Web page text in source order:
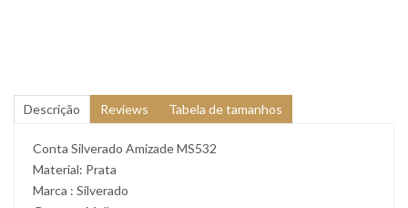
Descrição Reviews Tabela de tamanhos
Conta Silverado Amizade MS532
Material: Prata
Marca : Silverado